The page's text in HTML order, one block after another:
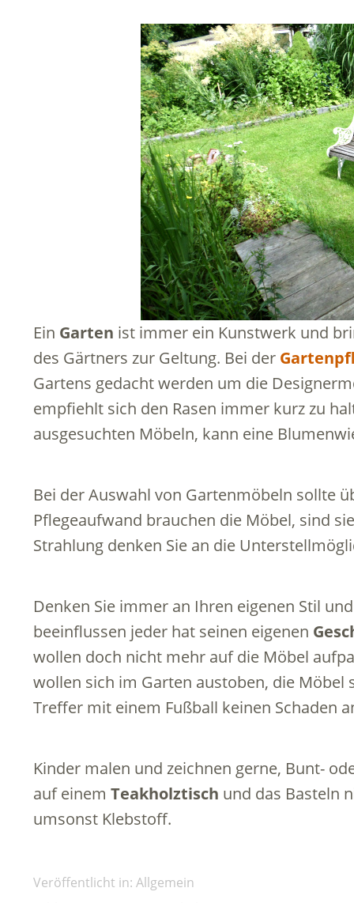
Ein Garten ist immer ein Kunstwerk und
des Gärtners zur Geltung. Bei der
Gartens gedacht werden um die
empfiehlt sich den Rasen immer kurz zu
ausgesuchten Möbeln, kann eine
Bei der Auswahl von Gartenmöbeln sollte
Pflegeaufwand brauchen die Möbel, sind
Strahlung denken Sie an die
Denken Sie immer an Ihren eigenen Stil
beeinflussen jeder hat seinen eigenen
wollen doch nicht mehr auf die Möbel
wollen sich im Garten austoben, die
Treffer mit einem Fußball keinen Schaden
Kinder malen und zeichnen gerne, Bunt-
auf einem Teakholztisch und das Basteln
umsonst Klebstoff.
Veröffentlicht in: Allgemein